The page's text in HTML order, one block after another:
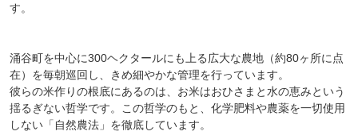
す。
涌谷町を中心に300ヘクタールにも上る広大な農地（約80ヶ所に点
在）を毎朝巡回し、きめ細やかな管理を行っています。
彼らの米作りの根底にあるのは、お米はおひさまと水の恵みという
揺るぎない哲学です。この哲学のもと、化学肥料や農薬を一切使用
しない「自然農法」を徹底しています。